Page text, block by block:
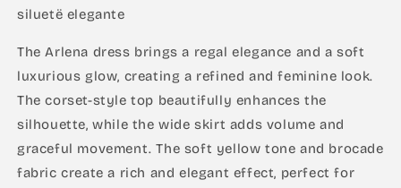
siluetë elegante
The Arlena dress brings a regal elegance and a soft
luxurious glow, creating a refined and feminine look.
The corset-style top beautifully enhances the
silhouette, while the wide skirt adds volume and
graceful movement. The soft yellow tone and brocade
fabric create a rich and elegant effect, perfect for